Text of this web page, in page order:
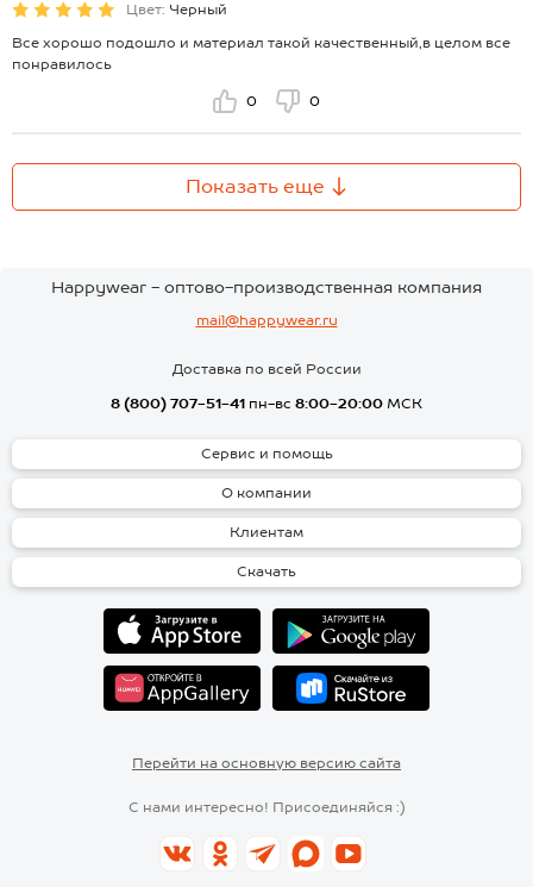
Цвет: Черный
Все хорошо подошло и материал такой качественный,в целом все
понравилось
0 0
Показать еще
Happywear - оптово-производственная компания
mail@happywear.ru
Доставка по всей России
8 (800) 707-51-41 пн-вс 8:00-20:00 МСК
Сервис и помощь
О компании
Клиентам
Скачать
Перейти на основную версию сайта
С нами интересно! Присоединяйся :)